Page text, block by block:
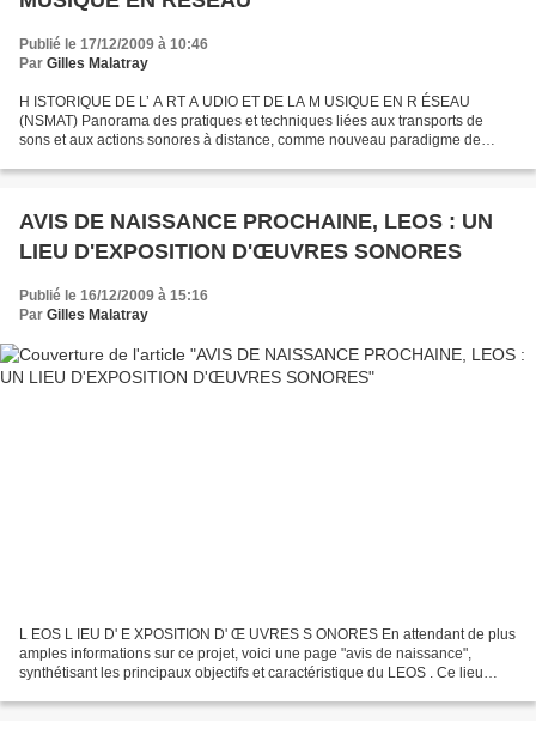
Publié le 17/12/2009 à 10:46
Par Gilles Malatray
H ISTORIQUE DE L’ A RT A UDIO ET DE LA M USIQUE EN R ÉSEAU
(NSMAT) Panorama des pratiques et techniques liées aux transports de
sons et aux actions sonores à distance, comme nouveau paradigme de
AVIS DE NAISSANCE PROCHAINE, LEOS : UN
LIEU D'EXPOSITION D'ŒUVRES SONORES
Publié le 16/12/2009 à 15:16
Par Gilles Malatray
L EOS L IEU D' E XPOSITION D' Œ UVRES S ONORES En attendant de plus
amples informations sur ce projet, voici une page "avis de naissance",
synthétisant les principaux objectifs et caractéristique du LEOS . Ce lieu